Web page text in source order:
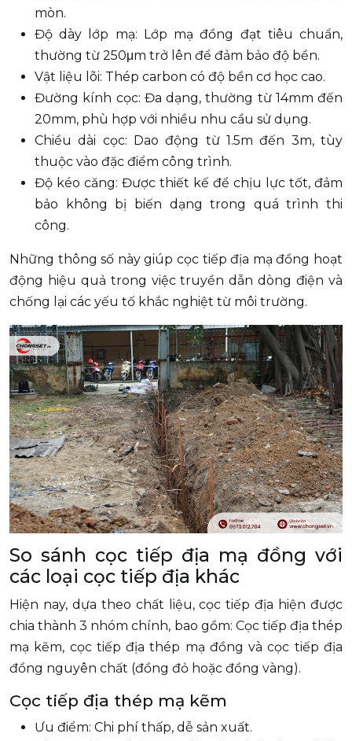
mòn.
Độ dày lớp mạ: Lớp mạ đồng đạt tiêu chuẩn,
thường từ 250μm trở lên để đảm bảo độ bền.
Vật liệu lõi: Thép carbon có độ bền cơ học cao.
Đường kính cọc: Đa dạng, thường từ 14mm đến
20mm, phù hợp với nhiều nhu cầu sử dụng.
Chiều dài cọc: Dao động từ 1.5m đến 3m, tùy
thuộc vào đặc điểm công trình.
Độ kéo căng: Được thiết kế để chịu lực tốt, đảm
bảo không bị biến dạng trong quá trình thi
công.
Những thông số này giúp cọc tiếp địa mạ đồng hoạt
động hiệu quả trong việc truyền dẫn dòng điện và
chống lại các yếu tố khắc nghiệt từ môi trường.
So sánh cọc tiếp địa mạ đồng với
các loại cọc tiếp địa khác
Hiện nay, dựa theo chất liệu, cọc tiếp địa hiện được
chia thành 3 nhóm chính, bao gồm: Cọc tiếp địa thép
mạ kẽm, cọc tiếp địa thép mạ đồng và cọc tiếp địa
đồng nguyên chất (đồng đỏ hoặc đồng vàng).
Cọc tiếp địa thép mạ kẽm
Ưu điểm: Chi phí thấp, dễ sản xuất.